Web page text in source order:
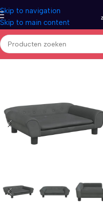
Skip to navigation
Skip to main content
Home/Honden/Hondenbedden